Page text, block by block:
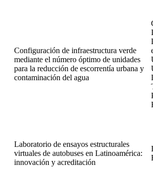
Configuración de infraestructura verde
mediante el número óptimo de unidades
para la reducción de escorrentía urbana y
contaminación del agua
Laboratorio de ensayos estructurales
virtuales de autobuses en Latinoamérica:
innovación y acreditación